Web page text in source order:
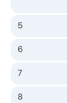
5
6
7
8